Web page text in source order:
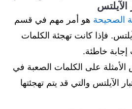
الآيلتس
الصحيحة هو أمر مهم في قسم
فإذا كانت تهجئة الكلمات
خاطئة.
على الكلمات الصعبة في
الآيلتس والتي قد يتم تهجئتها